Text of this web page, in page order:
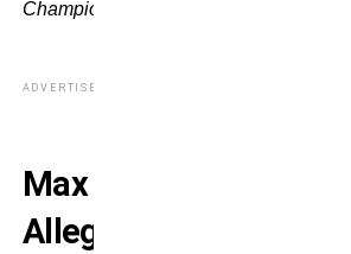
Champions”
ADVERTISEMENT
Max
Allegri: